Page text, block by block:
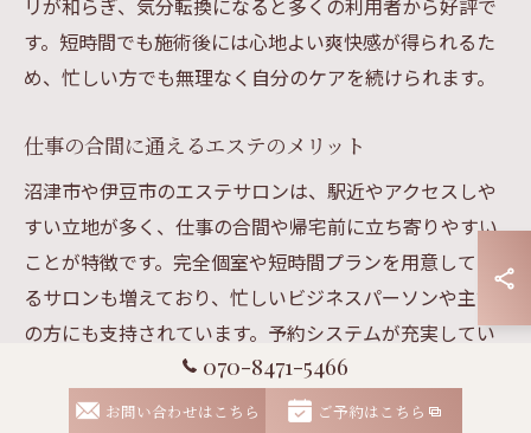
リが和らぎ、気分転換になると多くの利用者から好評で
す。短時間でも施術後には心地よい爽快感が得られるた
め、忙しい方でも無理なく自分のケアを続けられます。
仕事の合間に通えるエステのメリット
沼津市や伊豆市のエステサロンは、駅近やアクセスしや
すい立地が多く、仕事の合間や帰宅前に立ち寄りやすい
ことが特徴です。完全個室や短時間プランを用意してい
るサロンも増えており、忙しいビジネスパーソンや主婦
の方にも支持されています。予約システムが充実してい
るため、空き時間を有効活用できる点もメリットです。
例えば、昼休みや勤務後の30分を利用して、フェイシャ
070-8471-5466
お問い合わせはこちら ご予約はこちら